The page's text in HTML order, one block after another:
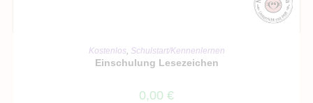
IN DEN WARENKORB
Kostenlos, Schulstart/Kennenlernen
Einschulung Lesezeichen
0,00 €